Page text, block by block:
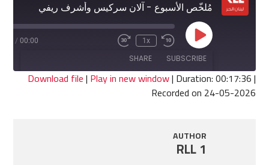
مُلخّص الأسبوع - آلان سركيس وأشرف ريفي
Play
Episode
Rewind
10
Seconds
1x
Fast
seconds
00:00
/
SUBSCRIBE
SHARE
SHARE
Download file| Play in new window| Duration: 00:17:36|
Recorded on 24-05-2026
AUTHOR
RLL 1